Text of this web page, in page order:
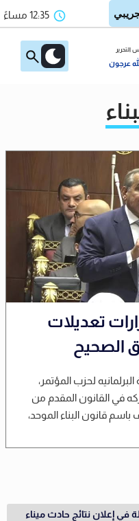
12:35 مساءً
التحرير
عرجون
تعديلات
الصحيح
لحزب المؤتمر،
في القانون المقدم من
2008 والمعروف باسم قانون البناء الموحد،
إعلان نتائج حادث ميناء